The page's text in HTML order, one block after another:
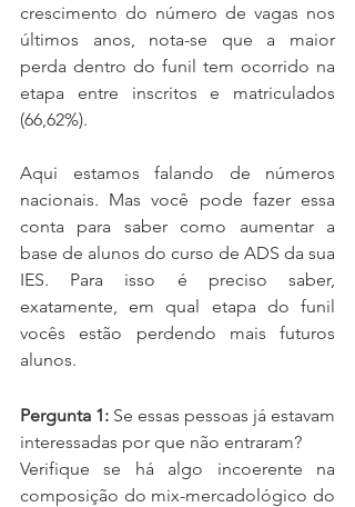
crescimento do número de vagas nos
últimos anos, nota-se que a maior
perda dentro do funil tem ocorrido na
etapa entre inscritos e matriculados
(66,62%).
Aqui estamos falando de números
nacionais. Mas você pode fazer essa
conta para saber como aumentar a
base de alunos do curso de ADS da sua
IES. Para isso é preciso saber,
exatamente, em qual etapa do funil
vocês estão perdendo mais futuros
alunos.
Pergunta 1: Se essas pessoas já estavam
interessadas por que não entraram?
Verifique se há algo incoerente na
composição do mix-mercadológico do